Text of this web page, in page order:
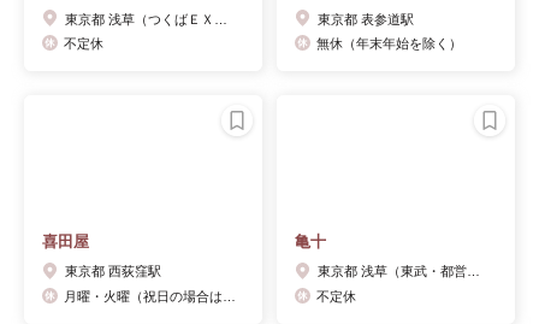
不定休
東京都 表参道駅
無休（年末年始を除く）
喜田屋
東京都 西荻窪駅
亀十
不定休